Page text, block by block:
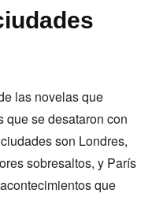
las novelas que
que se desataron con
son Londres,
sobresaltos, y París
que